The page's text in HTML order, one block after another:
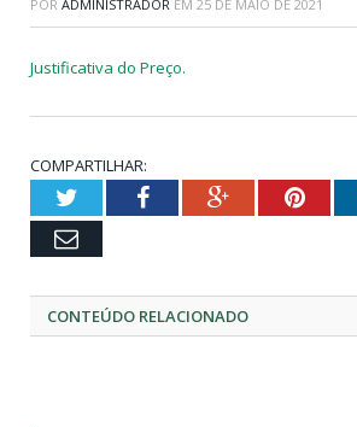
POR ADMINISTRADOR EM 25 DE MAIO DE 2021
Justificativa do Preço.
COMPARTILHAR:
TwitterFacebookGoogle+
Email
CONTEÚDO RELACIONADO